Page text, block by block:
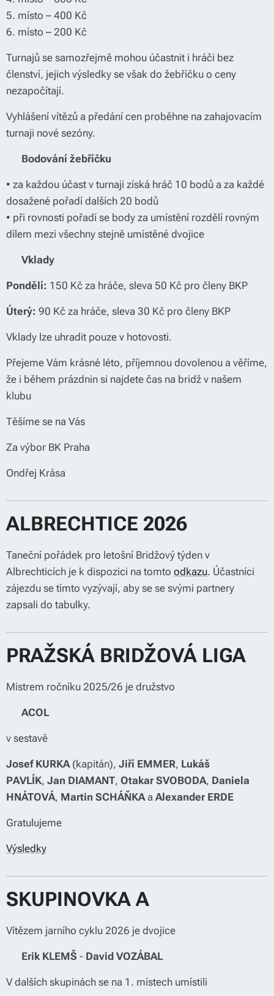
5. místo – 400 Kč
6. místo – 200 Kč
Turnajů se samozřejmě mohou účastnit i hráči bez
členství, jejich výsledky se však do žebříčku o ceny
nezapočítají.
Vyhlášení vítězů a předání cen proběhne na zahajovacím
turnaji nové sezóny.
Bodování žebříčku
• za každou účast v turnaji získá hráč 10 bodů a za každé
dosažené pořadí dalších 20 bodů
• při rovnosti pořadí se body za umístění rozdělí rovným
dílem mezi všechny stejně umístěné dvojice
Vklady
Pondělí: 150 Kč za hráče, sleva 50 Kč pro členy BKP
Úterý: 90 Kč za hráče, sleva 30 Kč pro členy BKP
Vklady lze uhradit pouze v hotovosti.
Přejeme Vám krásné léto, příjemnou dovolenou a věříme,
že i během prázdnin si najdete čas na bridž v našem
klubu ☀️
Těšíme se na Vás 🙂
Za výbor BK Praha
Ondřej Krása
ALBRECHTICE 2026
Taneční pořádek pro letošní Bridžový týden v
Albrechticích je k dispozici na tomto odkazu. Účastníci
zájezdu se tímto vyzývají, aby se se svými partnery
zapsali do tabulky.
PRAŽSKÁ BRIDŽOVÁ LIGA
Mistrem ročníku 2025/26 je družstvo
ACOL
v sestavě
Josef KURKA(kapitán), Jiří EMMER, Lukáš
PAVLÍK, Jan DIAMANT, Otakar SVOBODA, Daniela
HNÁTOVÁ, Martin SCHÁŇKAa Alexander ERDE
Gratulujeme 👏
Výsledky
SKUPINOVKA A
Vítězem jarního cyklu 2026 je dvojice
Erik KLEMŠ - David VOZÁBAL
V dalších skupinách se na 1. místech umístili